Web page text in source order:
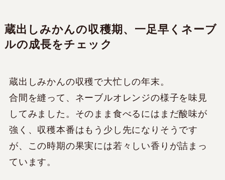
蔵出しみかんの収穫期、一足早くネーブ
ルの成長をチェック
蔵出しみかんの収穫で大忙しの年末。
合間を縫って、ネーブルオレンジの様子を味見
してみました。そのまま食べるにはまだ酸味が
強く、収穫本番はもう少し先になりそうです
が、この時期の果実には若々しい香りが詰まっ
ています。